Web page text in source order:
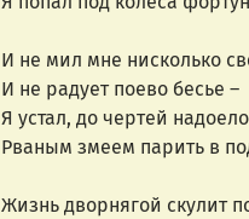
И не мил мне нисколько
И не радует поево бесье –
Я устал, до чертей надоело
Рваным змеем парить в
Жизнь дворнягой скулит